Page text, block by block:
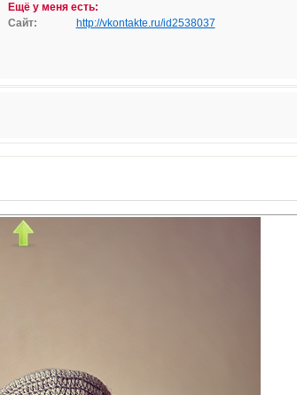
Ещё у меня есть:
Сайт:
http://vkontakte.ru/id2538037